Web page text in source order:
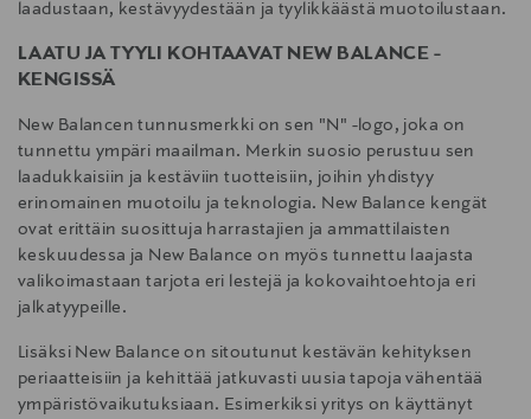
laadustaan, kestävyydestään ja tyylikkäästä muotoilustaan.
LAATU JA TYYLI KOHTAAVAT NEW BALANCE -
KENGISSÄ
New Balancen tunnusmerkki on sen "N" -logo, joka on
tunnettu ympäri maailman. Merkin suosio perustuu sen
laadukkaisiin ja kestäviin tuotteisiin, joihin yhdistyy
erinomainen muotoilu ja teknologia. New Balance kengät
ovat erittäin suosittuja harrastajien ja ammattilaisten
keskuudessa ja New Balance on myös tunnettu laajasta
valikoimastaan tarjota eri lestejä ja kokovaihtoehtoja eri
jalkatyypeille.
Lisäksi New Balance on sitoutunut kestävän kehityksen
periaatteisiin ja kehittää jatkuvasti uusia tapoja vähentää
ympäristövaikutuksiaan. Esimerkiksi yritys on käyttänyt